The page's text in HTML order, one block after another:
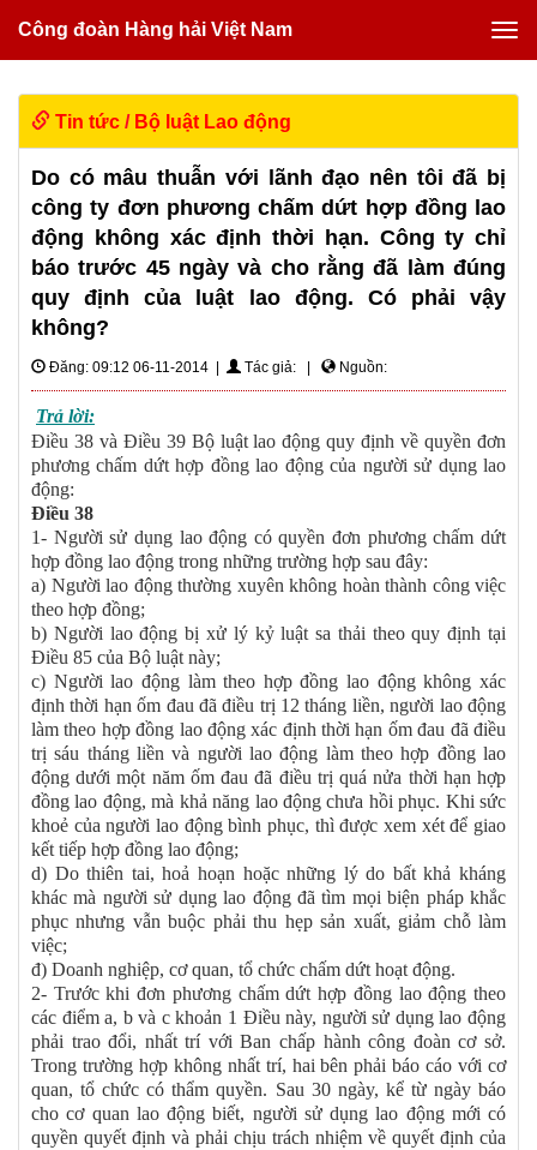
Công đoàn Hàng hải Việt Nam
Tin tức / Bộ luật Lao động
Do có mâu thuẫn với lãnh đạo nên tôi đã bị
công ty đơn phương chấm dứt hợp đồng lao
động không xác định thời hạn. Công ty chỉ
báo trước 45 ngày và cho rằng đã làm đúng
quy định của luật lao động. Có phải vậy
không?
Đăng: 09:12 06-11-2014 | Tác giả: | Nguồn:
Trả lời:
Điều 38 và Điều 39 Bộ luật lao động quy định về quyền đơn
phương chấm dứt hợp đồng lao động của người sử dụng lao
động:
Điều 38
1- Người sử dụng lao động có quyền đơn phương chấm dứt
hợp đồng lao động trong những trường hợp sau đây:
a) Người lao động thường xuyên không hoàn thành công việc
theo hợp đồng;
b) Người lao động bị xử lý kỷ luật sa thải theo quy định tại
Điều 85 của Bộ luật này;
c) Người lao động làm theo hợp đồng lao động không xác
định thời hạn ốm đau đã điều trị 12 tháng liền, người lao động
làm theo hợp đồng lao động xác định thời hạn ốm đau đã điều
trị sáu tháng liền và người lao động làm theo hợp đồng lao
động dưới một năm ốm đau đã điều trị quá nửa thời hạn hợp
đồng lao động, mà khả năng lao động chưa hồi phục. Khi sức
khoẻ của người lao động bình phục, thì được xem xét để giao
kết tiếp hợp đồng lao động;
d) Do thiên tai, hoả hoạn hoặc những lý do bất khả kháng
khác mà người sử dụng lao động đã tìm mọi biện pháp khắc
phục nhưng vẫn buộc phải thu hẹp sản xuất, giảm chỗ làm
việc;
đ) Doanh nghiệp, cơ quan, tổ chức chấm dứt hoạt động.
2- Trước khi đơn phương chấm dứt hợp đồng lao động theo
các điểm a, b và c khoản 1 Điều này, người sử dụng lao động
phải trao đổi, nhất trí với Ban chấp hành công đoàn cơ sở.
Trong trường hợp không nhất trí, hai bên phải báo cáo với cơ
quan, tổ chức có thẩm quyền. Sau 30 ngày, kể từ ngày báo
cho cơ quan lao động biết, người sử dụng lao động mới có
quyền quyết định và phải chịu trách nhiệm về quyết định của